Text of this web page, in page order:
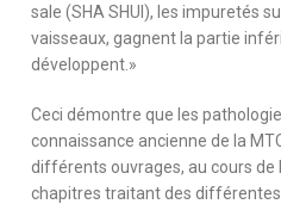
sale (SHA SHUI), les impuretés
vaisseaux, gagnent la partie
développent.»
Ceci démontre que les
connaissance ancienne de la
différents ouvrages, au cours de
chapitres traitant des